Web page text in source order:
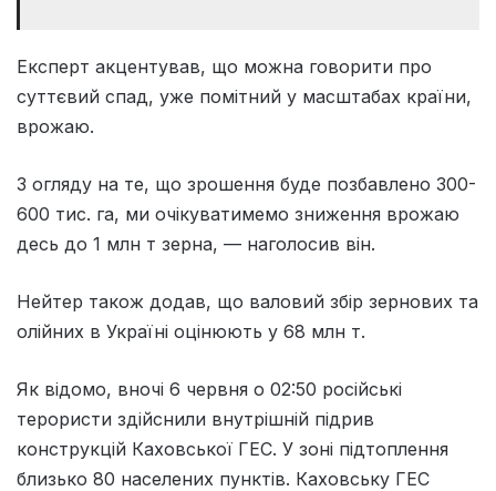
Експерт акцентував, що можна говорити про
суттєвий спад, уже помітний у масштабах країни,
врожаю.
З огляду на те, що зрошення буде позбавлено 300-
600 тис. га, ми очікуватимемо зниження врожаю
десь до 1 млн т зерна, — наголосив він.
Нейтер також додав, що валовий збір зернових та
олійних в Україні оцінюють у 68 млн т.
Як відомо, вночі 6 червня о 02:50 російські
терористи здійснили внутрішній підрив
конструкцій Каховської ГЕС. У зоні підтоплення
близько 80 населених пунктів. Каховську ГЕС